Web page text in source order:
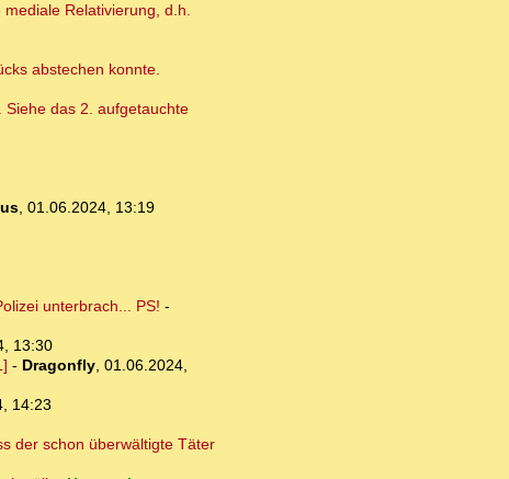
Relativierung, d.h.
abstechen konnte.
das 2. aufgetauchte
, 01.06.2024, 13:19
unterbrach... PS! -
13:30
- Dragonfly, 01.06.2024,
14:23
der schon überwältigte Täter